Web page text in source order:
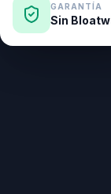
GARANTÍA
Sin